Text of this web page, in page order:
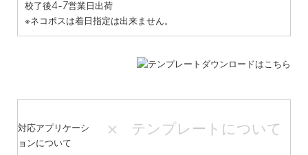
校了後4-7営業日出荷
※ネコポスは着日指定は出来ません。
テンプレートについて
対応アプリケーシ
ョンについて